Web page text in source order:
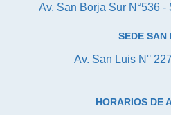
Av. San Borja Sur N°536
SEDE SAN
Av. San Luis N°
HORARIOS DE